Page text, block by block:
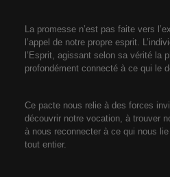
La promesse n’est pas faite vers
l’appel de notre propre esprit.
l’Esprit, agissant selon sa vérité la
profondément connecté à ce qui le
Ce pacte nous relie à des forces
découvrir notre vocation, à trouver
à nous reconnecter à ce qui nous
tout entier.